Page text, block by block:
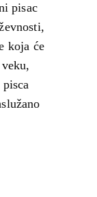
pisac
koja će